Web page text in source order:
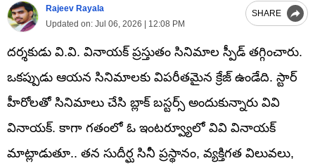
Rajeev Rayala
Updated on: Jul 06, 2026 | 12:08 PM
SHARE
దర్శకుడు వి.వి. వినాయక్ ప్రస్తుతం సినిమాల స్పీడ్ తగ్గించారు.
ఒకప్పుడు ఆయన సినిమాలకు విపరీతమైన క్రేజ్ ఉండేది. స్టార్
హీరోలతో సినిమాలు చేసి బ్లాక్ బస్టర్స్ అందుకున్నారు వివి
వినాయక్. కాగా గతంలో ఓ ఇంటర్వ్యూలో వివి వినాయక్
మాట్లాడుతూ.. తన సుదీర్ఘ సినీ ప్రస్థానం, వ్యక్తిగత విలువలు,